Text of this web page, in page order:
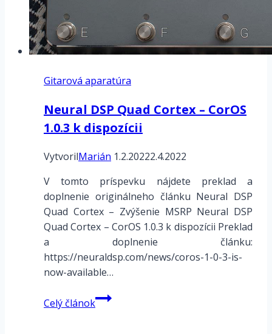
Gitarová aparatúra
Neural DSP Quad Cortex – CorOS
1.0.3 k dispozícii
VytvorilMarián 1.2.20222.4.2022
V tomto príspevku nájdete preklad a
doplnenie originálneho článku Neural DSP
Quad Cortex – Zvýšenie MSRP Neural DSP
Quad Cortex – CorOS 1.0.3 k dispozícii Preklad
a doplnenie článku:
https://neuraldsp.com/news/coros-1-0-3-is-
now-available…
Celý článokNeural
DSP